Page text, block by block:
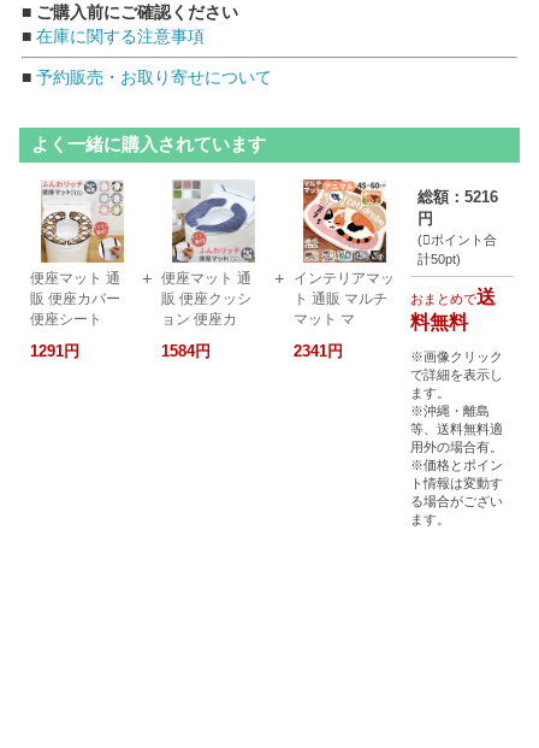
■ ご購入前にご確認ください
■ 在庫に関する注意事項
■ 予約販売・お取り寄せについて